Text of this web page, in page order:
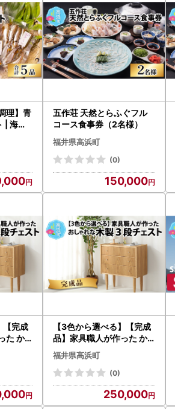
理】青
| 海鮮
五作荘 天然とらふぐフル
コース食事券（2名様）
福井県高浜町
(0)
150,000
【完成
た か
製 3
【3色から選べる】【完成
品】家具職人が作った か
わいい おしゃれな 木製 3
段チェスト(茶)
福井県高浜町
(0)
250,000